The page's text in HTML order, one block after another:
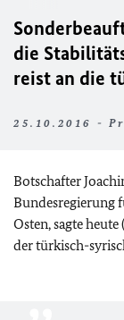
die
reist an die
25.10.2016 -
Botschafter
Bundesregierung
Osten, sagte
der türkisch-